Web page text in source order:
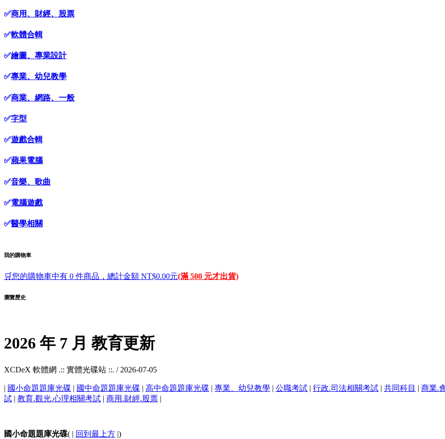
✅商用、財經、股票
✅軟體合輯
✅繪圖、專業設計
✅專業、幼兒教學
✅商業、網路、一般
✅字型
✅遊戲合輯
✅蘋果電腦
✅音樂、歌曲
✅電腦遊戲
✅醫學相關
我的購物車
🛒您的購物車中有 0 件商品，總計金額 NT$0.00元(滿 500 元才出貨)
瀏覽歷史
2026 年 7 月 教育更新
XCDeX 軟體網 .:: 實體光碟站 ::. / 2026-07-05
| 國小命題題庫光碟 | 國中命題題庫光碟 | 高中命題題庫光碟 | 專業、幼兒教學 | 公職考試 | 行政.司法相關考試 | 共同科目 | 商業.
試 | 教育.觀光.心理相關考試 | 商用.財經.股票 |
國小命題題庫光碟( | 回到最上方 |)